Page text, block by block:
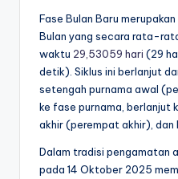
Fase Bulan Baru
Bulan yang secara rata-
waktu 29,53059 hari (29
detik). Siklus ini berlanjut
setengah purnama awal
ke fase purnama, berlanjut
akhir (perempat akhir), dan
Dalam tradisi pengamatan
pada 14 Oktober 2025